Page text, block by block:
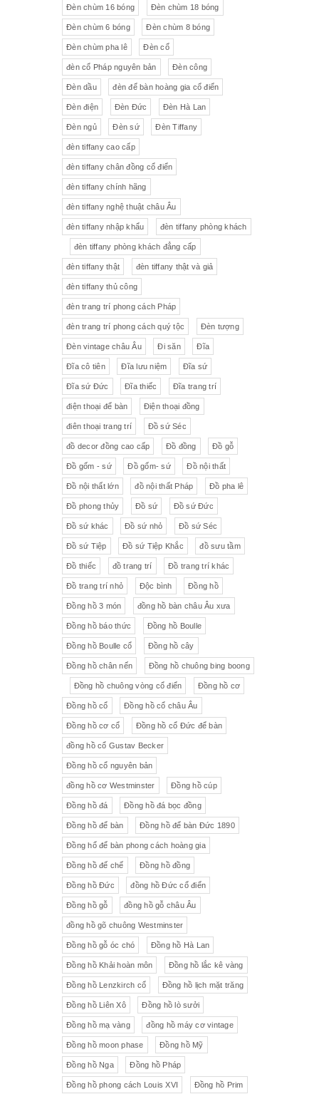
Độc bình Đồ đồng
Tượng sứ Đồ trang trí nhỏ
Rượu Cognac
Thực phẩm chức năng
Rượu Whisky Rượu vang
Tượng gốm Đèn bàn
Tượng Bộ trà sứ Tiệp
Đèn chùm 16 bóng Đèn chùm 18 bóng
Đèn chùm 6 bóng Đèn chùm 8 bóng
Đèn chùm pha lê Đèn cổ
đèn cổ Pháp nguyên bản Đèn công
Đèn dầu đèn để bàn hoàng gia cổ điển
Đèn điện Đèn Đức Đèn Hà Lan
Đèn ngủ Đèn sứ Đèn Tiffany
đèn tiffany cao cấp
đèn tiffany chân đồng cổ điển
đèn tiffany chính hãng
đèn tiffany nghệ thuật châu Âu
đèn tiffany nhập khẩu đèn tiffany phòng khách
đèn tiffany phòng khách đẳng cấp
đèn tiffany thật đèn tiffany thật và giả
đèn tiffany thủ công
đèn trang trí phong cách Pháp
đèn trang trí phong cách quý tộc Đèn tượng
Đèn vintage châu Âu Đi săn Đĩa
Đĩa cô tiên Đĩa lưu niệm Đĩa sứ
Đĩa sứ Đức Đĩa thiếc Đĩa trang trí
điện thoại để bàn Điện thoại đồng
điên thoại trang trí Đồ sứ Séc
đồ decor đồng cao cấp Đồ đồng Đồ gỗ
Đồ gốm - sứ Đồ gốm- sứ Đồ nội thất
Đồ nội thất lớn đồ nội thất Pháp Đồ pha lê
Đồ phong thủy Đồ sứ Đồ sứ Đức
Đồ sứ khác Đồ sứ nhỏ Đồ sứ Séc
Đồ sứ Tiệp Đồ sứ Tiệp Khắc đồ sưu tầm
Đồ thiếc đồ trang trí Đồ trang trí khác
Đồ trang trí nhỏ Độc bình Đồng hồ
Đồng hồ 3 món đồng hồ bàn châu Âu xưa
Đồng hồ báo thức Đồng hồ Boulle
Đồng hồ Boulle cổ Đồng hồ cây
Đồng hồ chân nến Đồng hồ chuông bing boong
Đồng hồ chuông vòng cổ điển Đồng hồ cơ
Đồng hồ cổ Đồng hồ cổ châu Âu
Đồng hồ cơ cổ Đồng hồ cổ Đức để bàn
đồng hồ cổ Gustav Becker
Đồng hồ cổ nguyên bản
đồng hồ cơ Westminster Đồng hồ cúp
Đồng hồ đá Đồng hồ đá bọc đồng
Đồng hồ để bàn Đồng hồ để bàn Đức 1890
Đồng hổ để bàn phong cách hoàng gia
Đồng hồ đế chế Đồng hồ đồng
Đồng hồ Đức đồng hồ Đức cổ điển
Đồng hồ gỗ đồng hồ gỗ châu Âu
đồng hồ gõ chuông Westminster
Đồng hồ gỗ óc chó Đồng hồ Hà Lan
Đồng hồ Khải hoàn môn Đồng hồ lắc kê vàng
Đồng hồ Lenzkirch cổ Đồng hồ lịch mặt trăng
Đồng hồ Liên Xô Đồng hồ lò sưởi
Đồng hồ mạ vàng đồng hồ máy cơ vintage
Đồng hồ moon phase Đồng hồ Mỹ
Đồng hồ Nga Đồng hồ Pháp
Đồng hồ phong cách Louis XVI Đồng hồ Prim